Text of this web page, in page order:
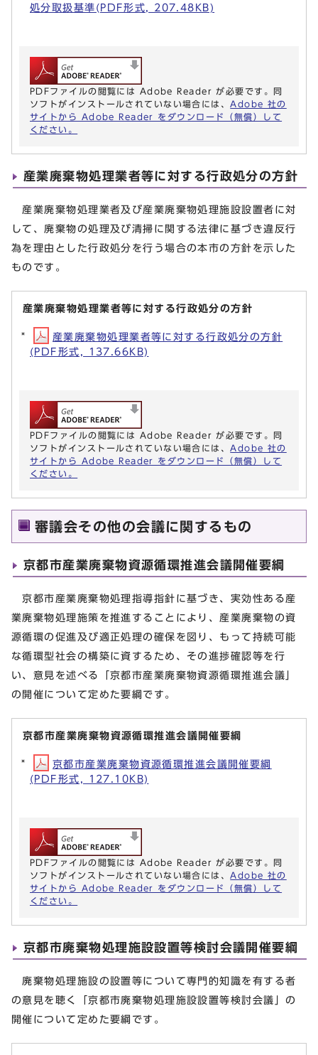
処分取扱基準(PDF形式, 207.48KB)
PDFファイルの閲覧には Adobe Reader が必要です。同
ソフトがインストールされていない場合には、 Adobe 社の
サイトから Adobe Reader をダウンロード（無償）して
ください。
産業廃棄物処理業者等に対する行政処分の方針
産業廃棄物処理業者及び産業廃棄物処理施設設置者に対
して、廃棄物の処理及び清掃に関する法律に基づき違反行
為を理由とした行政処分を行う場合の本市の方針を示した
ものです。
産業廃棄物処理業者等に対する行政処分の方針
産業廃棄物処理業者等に対する行政処分の方針
(PDF形式, 137.66KB)
PDFファイルの閲覧には Adobe Reader が必要です。同
ソフトがインストールされていない場合には、 Adobe 社の
サイトから Adobe Reader をダウンロード（無償）して
ください。
審議会その他の会議に関するもの
京都市産業廃棄物資源循環推進会議開催要綱
京都市産業廃棄物処理指導指針に基づき、実効性ある産
業廃棄物処理施策を推進することにより、産業廃棄物の資
源循環の促進及び適正処理の確保を図り、もって持続可能
な循環型社会の構築に資するため、その進捗確認等を行
い、意見を述べる「京都市産業廃棄物資源循環推進会議」
の開催について定めた要綱です。
京都市産業廃棄物資源循環推進会議開催要綱
京都市産業廃棄物資源循環推進会議開催要綱
(PDF形式, 127.10KB)
PDFファイルの閲覧には Adobe Reader が必要です。同
ソフトがインストールされていない場合には、 Adobe 社の
サイトから Adobe Reader をダウンロード（無償）して
ください。
京都市廃棄物処理施設設置等検討会議開催要綱
廃棄物処理施設の設置等について専門的知識を有する者
の意見を聴く「京都市廃棄物処理施設設置等検討会議」の
開催について定めた要綱です。